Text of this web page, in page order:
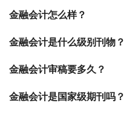
金融会计怎么样？
金融会计是什么级别刊物？
金融会计审稿要多久？
金融会计是国家级期刊吗？